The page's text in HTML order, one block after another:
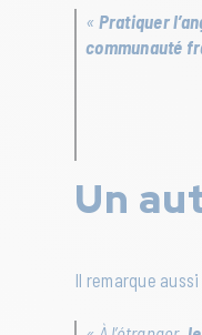
« Pratiquer
communauté
Un
Il remarque